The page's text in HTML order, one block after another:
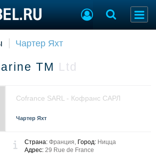
Торговая площадка
Продажа флота
Изделия
Услуги
Чартер Яхт
TM Ltd
Cofrance SARL - Кофранс САРЛ
Чартер Яхт
Страна: Франция, Город: Ницца
Адрес: 29 Rue de France